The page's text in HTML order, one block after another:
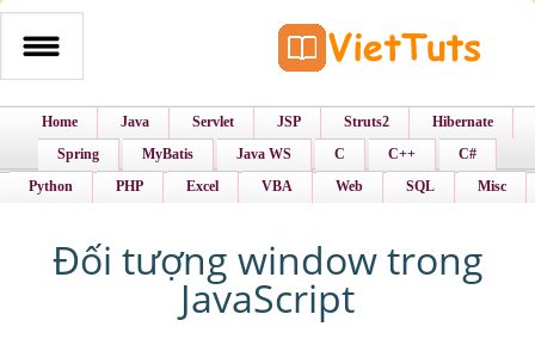
Home Java Servlet JSP Struts2
Hibernate
Spring
MyBatis Java WS C C++
C#
Python
PHP Excel VBA Web SQL Misc
Đối tượng window trong
JavaScript